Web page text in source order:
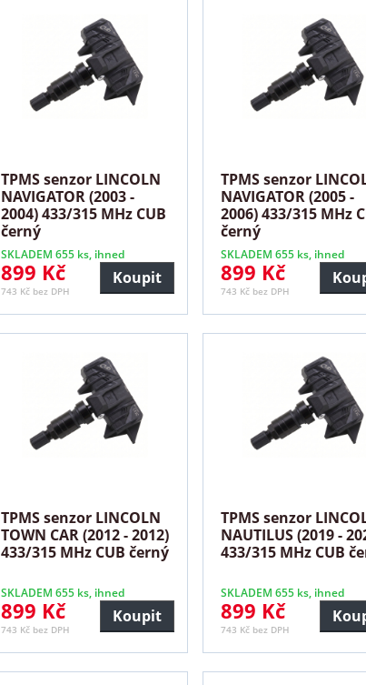
TPMS senzor LINCOLN
NAVIGATOR (2003 -
2004) 433/315 MHz CUB
černý
SKLADEM 655 ks, ihned
899 Kč
743 Kč bez DPH
Koupit
TPMS senzor
NAVIGATOR (2005 -
2006) 433/315 MHz
černý
SKLADEM 655 ks, ihned
899 Kč
743 Kč bez DPH
TPMS senzor LINCOLN
TOWN CAR (2012 - 2012)
433/315 MHz CUB černý
SKLADEM 655 ks, ihned
899 Kč
743 Kč bez DPH
Koupit
TPMS senzor
NAUTILUS (2019 -
433/315 MHz CUB
SKLADEM 655 ks, ihned
899 Kč
743 Kč bez DPH